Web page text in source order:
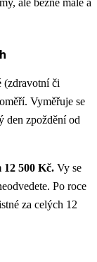
ale běžné malé a
(zdravotní či
Vyměřuje se
den zpoždění od
12 500 Kč. Vy se
Po roce
za celých 12